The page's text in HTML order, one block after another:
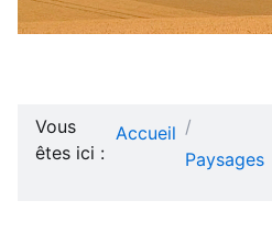
Vous
êtes ici :
Accueil
Paysages